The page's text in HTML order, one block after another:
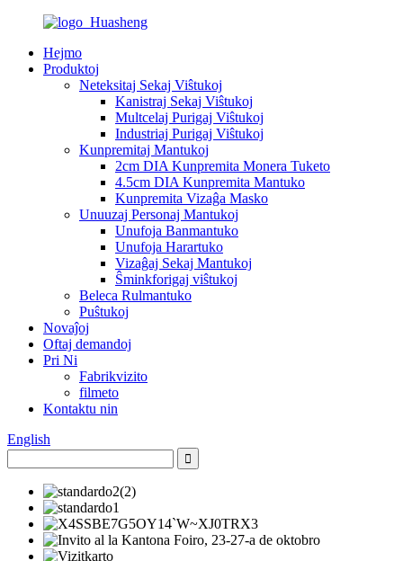
Hejmo
Produktoj
Neteksitaj Sekaj Viŝtukoj
Kanistraj Sekaj Viŝtukoj
Multcelaj Purigaj Viŝtukoj
Industriaj Purigaj Viŝtukoj
Kunpremitaj Mantukoj
2cm DIA Kunpremita Monera Tuketo
4.5cm DIA Kunpremita Mantuko
Kunpremita Vizaĝa Masko
Unuuzaj Personaj Mantukoj
Unufoja Banmantuko
Unufoja Harartuko
Vizaĝaj Sekaj Mantukoj
Ŝminkforigaj viŝtukoj
Beleca Rulmantuko
Puŝtukoj
Novaĵoj
Oftaj demandoj
Pri Ni
Fabrikvizito
filmeto
Kontaktu nin
English